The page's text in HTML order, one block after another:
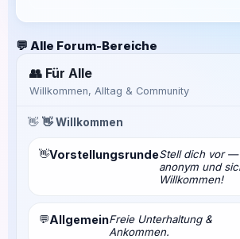
💬 Alle Forum-Bereiche
👥 Für Alle
Willkommen, Alltag & Community
👋 👋 Willkommen
👋VorstellungsrundeStell dich vor —
anonym und
Willkommen!
💬AllgemeinFreie Unterhaltung &
Ankommen.